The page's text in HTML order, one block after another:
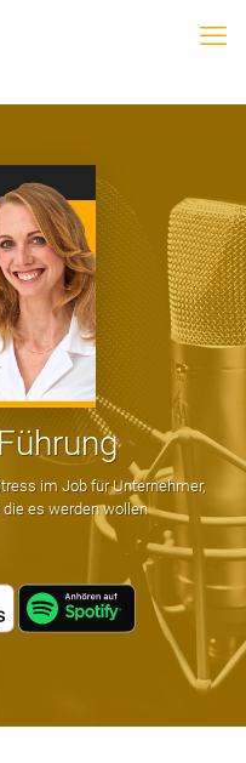
im Job für Unternehmer,
die es werden wollen